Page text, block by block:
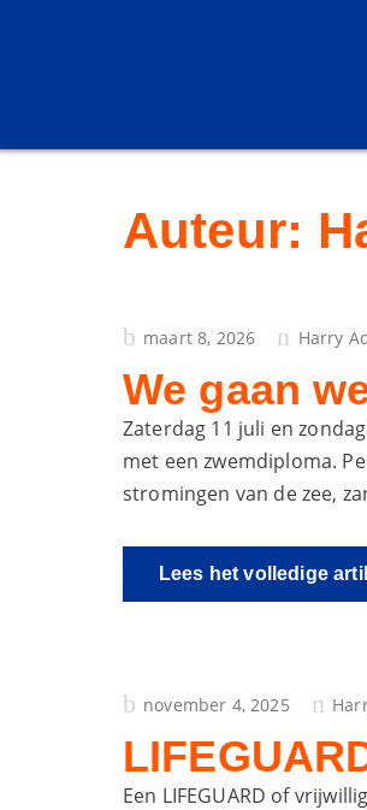
Auteur:
geplaatst
maart 8, 2026 Harry
We gaan
Zaterdag 11 juli en
met een zwemdiploma.
stromingen van de zee,
Lees het volledige
geplaatst
november 4, 2025
Een LIFEGUARD of